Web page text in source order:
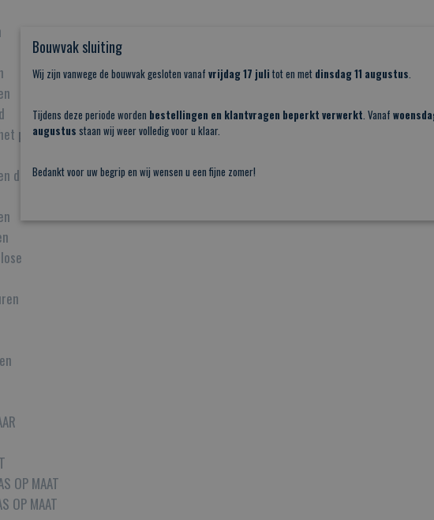
plafond
deuren
OP MAAT
OP MAAT
Bouwvak sluiting
Wij zijn vanwege de bouwvak gesloten vanaf vrijdag 17 juli tot en met dinsdag 11 augustus.
Tijdens deze periode worden bestellingen en klantvragen beperkt verwerkt. Vanaf
augustus staan wij weer volledig voor u klaar.
Bedankt voor uw begrip en wij wensen u een fijne zomer!